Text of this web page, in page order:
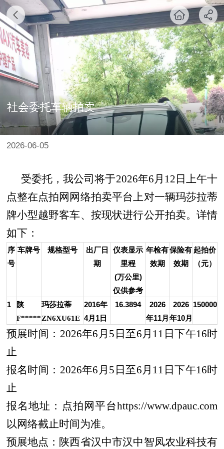
社会委托车辆拍卖
2026-06-05
受委托，我公司将于2026年6月12日上午十
点整在点拍网网络拍卖平台上对一辆玛莎拉蒂
牌小型越野客车、按现状进行公开拍卖。详情
如下：
序
号
车牌号 规格型号
出厂日
期
仪表显示
里程
(万公里)
仅供参考
年检有
效期
保险有
效期
起拍价
（元）
1
陕
F*****
玛莎拉蒂
ZN6XU61E
2016年
4月1日
16.3894
2026
年11月
2026
年10月
150000
预展时间： 2026年6月5日至6月11日下午16时
止
报名时间： 2026年6月5日至6月11日下午16时
止
报名地址：点拍网平台https://www.dpauc.com
以网络截止时间为准。
预展地点：陕西省汉中市汉中智凤农业科技有